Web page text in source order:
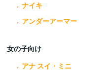
ナイキ
アンダーアーマー
女の子向け
アナ スイ・ミニ